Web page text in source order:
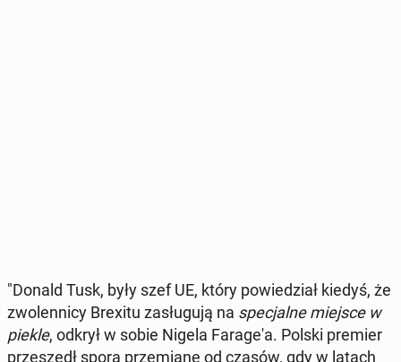
"Donald Tusk, były szef UE, który po­wie­dział kiedyś, że
zwo­len­ni­cy Brexitu za­słu­gu­ją na spe­cjal­ne miejsce w
piekle, odkrył w sobie Nigela Fa­ra­ge­'a. Polski premier
prze­szedł sporą prze­mia­nę od czasów, gdy w latach